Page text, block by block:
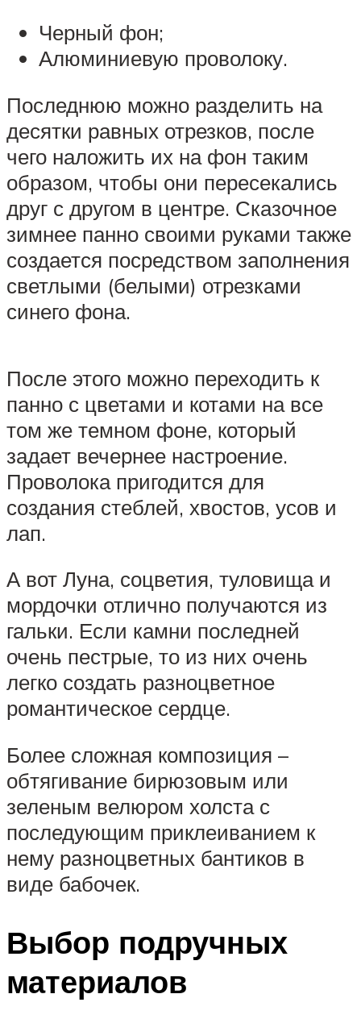
Черный фон;
Алюминиевую проволоку.
Последнюю можно разделить на
десятки равных отрезков, после
чего наложить их на фон таким
образом, чтобы они пересекались
друг с другом в центре. Сказочное
зимнее панно своими руками также
создается посредством заполнения
светлыми (белыми) отрезками
синего фона.
После этого можно переходить к
панно с цветами и котами на все
том же темном фоне, который
задает вечернее настроение.
Проволока пригодится для
создания стеблей, хвостов, усов и
лап.
А вот Луна, соцветия, туловища и
мордочки отлично получаются из
гальки. Если камни последней
очень пестрые, то из них очень
легко создать разноцветное
романтическое сердце.
Более сложная композиция –
обтягивание бирюзовым или
зеленым велюром холста с
последующим приклеиванием к
нему разноцветных бантиков в
виде бабочек.
Выбор подручных
материалов